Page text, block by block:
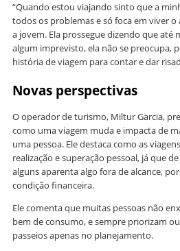
“Quando estou viajando sinto que a
todos os problemas e só foca em viver
a jovem. Ela prossegue dizendo que até
algum imprevisto, ela não se preocupa,
história de viagem para contar e dar
Novas perspectivas
O operador de turismo, Miltur Garcia,
como uma viagem muda e impacta de
uma pessoa. Ele destaca como as
realização e superação pessoal, já que
alguns aparenta algo fora de alcance,
condição financeira.
Ele comenta que muitas pessoas não
bem de consumo, e sempre priorizam
passeios apenas no planejamento.